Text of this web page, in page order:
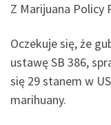
Z Marijuana Policy
Oczekuje się, że
ustawę SB 386,
się 29 stanem w
marihuany.